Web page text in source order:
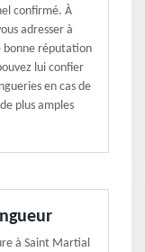
confirmé. À
adresser à
bonne réputation
lui confier
en cas de
plus amples
à Saint Martial